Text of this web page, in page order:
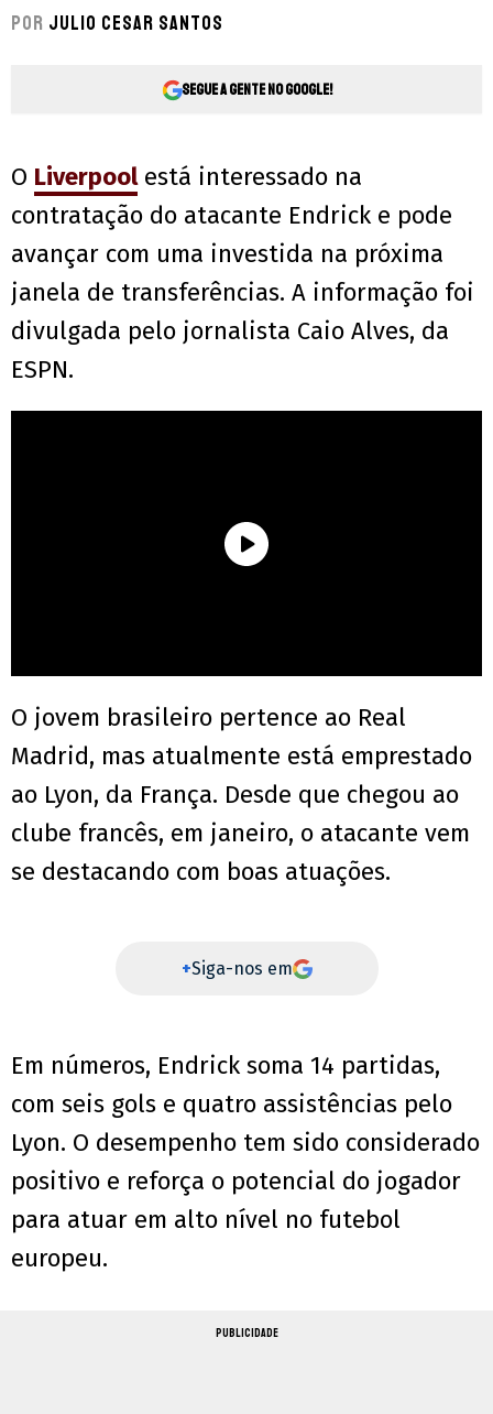
Por Julio Cesar Santos
Segue a gente no Google!
O Liverpoolestá interessado na
contratação do atacante Endrick e pode
avançar com uma investida na próxima
janela de transferências. A informação foi
divulgada pelo jornalista Caio Alves, da
ESPN.
O jovem brasileiro pertence ao Real
Madrid, mas atualmente está emprestado
ao Lyon, da França. Desde que chegou ao
clube francês, em janeiro, o atacante vem
se destacando com boas atuações.
+Siga-nos em
Em números, Endrick soma 14 partidas,
com seis gols e quatro assistências pelo
Lyon. O desempenho tem sido considerado
positivo e reforça o potencial do jogador
para atuar em alto nível no futebol
europeu.
PUBLICIDADE